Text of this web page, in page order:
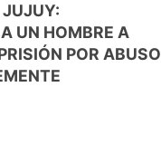
JUJUY:
UN HOMBRE A
POR ABUSO